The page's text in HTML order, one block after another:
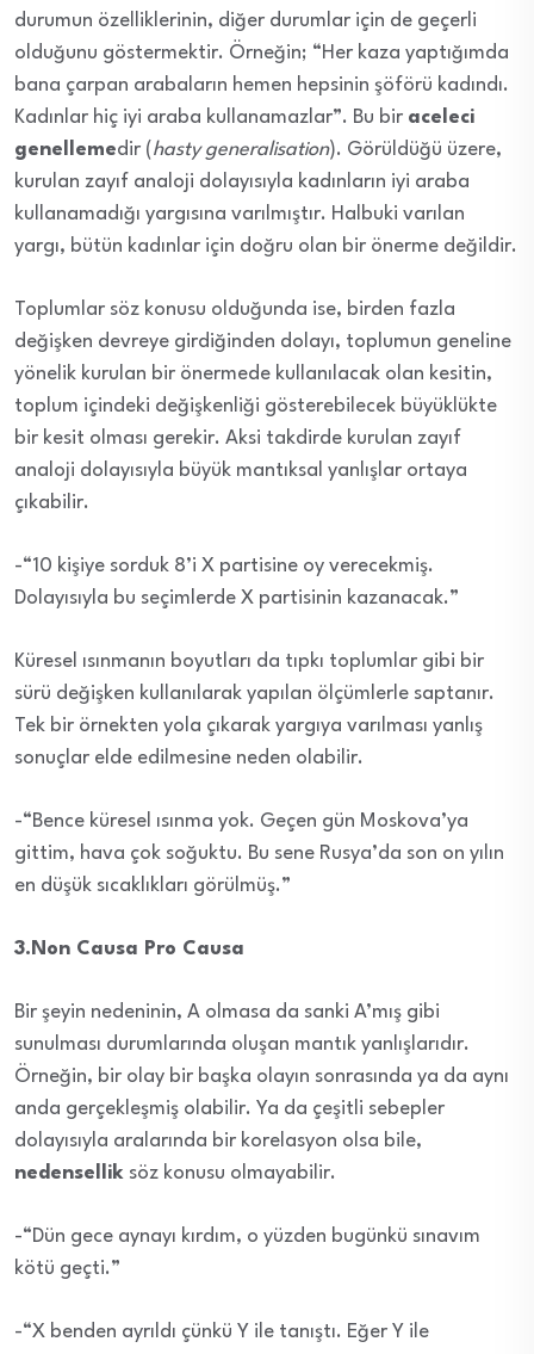
durumun özelliklerinin, diğer durumlar için de geçerli
olduğunu göstermektir. Örneğin; “Her kaza yaptığımda
bana çarpan arabaların hemen hepsinin şöförü kadındı.
Kadınlar hiç iyi araba kullanamazlar”. Bu bir aceleci
genellemedir (hasty generalisation). Görüldüğü üzere,
kurulan zayıf analoji dolayısıyla kadınların iyi araba
kullanamadığı yargısına varılmıştır. Halbuki varılan
yargı, bütün kadınlar için doğru olan bir önerme değildir.
Toplumlar söz konusu olduğunda ise, birden fazla
değişken devreye girdiğinden dolayı, toplumun geneline
yönelik kurulan bir önermede kullanılacak olan kesitin,
toplum içindeki değişkenliği gösterebilecek büyüklükte
bir kesit olması gerekir. Aksi takdirde kurulan zayıf
analoji dolayısıyla büyük mantıksal yanlışlar ortaya
çıkabilir.
-“10 kişiye sorduk 8’i X partisine oy verecekmiş.
Dolayısıyla bu seçimlerde X partisinin kazanacak.”
Küresel ısınmanın boyutları da tıpkı toplumlar gibi bir
sürü değişken kullanılarak yapılan ölçümlerle saptanır.
Tek bir örnekten yola çıkarak yargıya varılması yanlış
sonuçlar elde edilmesine neden olabilir.
-“Bence küresel ısınma yok. Geçen gün Moskova’ya
gittim, hava çok soğuktu. Bu sene Rusya’da son on yılın
en düşük sıcaklıkları görülmüş.”
3.Non Causa Pro Causa
Bir şeyin nedeninin, A olmasa da sanki A’mış gibi
sunulması durumlarında oluşan mantık yanlışlarıdır.
Örneğin, bir olay bir başka olayın sonrasında ya da aynı
anda gerçekleşmiş olabilir. Ya da çeşitli sebepler
dolayısıyla aralarında bir korelasyon olsa bile,
nedensellik söz konusu olmayabilir.
-“Dün gece aynayı kırdım, o yüzden bugünkü sınavım
kötü geçti.”
-“X benden ayrıldı çünkü Y ile tanıştı. Eğer Y ile